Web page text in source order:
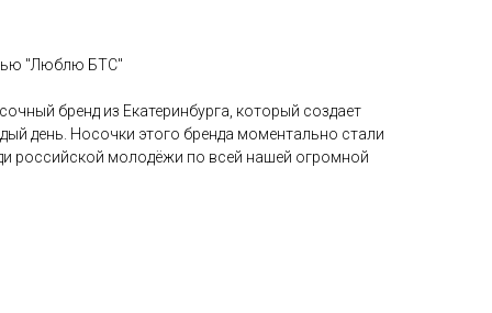
"Люблю БТС"
бренд из Екатеринбурга, который создает
день. Носочки этого бренда моментально стали
российской молодёжи по всей нашей огромной